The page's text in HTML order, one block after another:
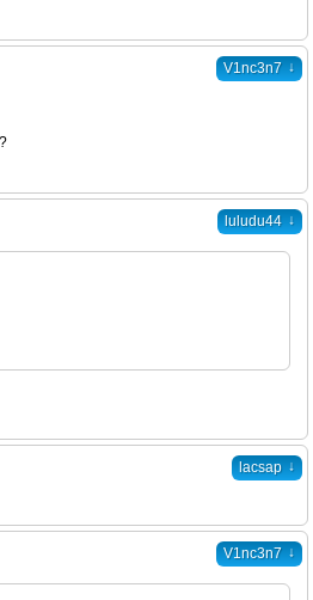
V1nc3n7 ↓
luludu44 ↓
lacsap ↓
V1nc3n7 ↓